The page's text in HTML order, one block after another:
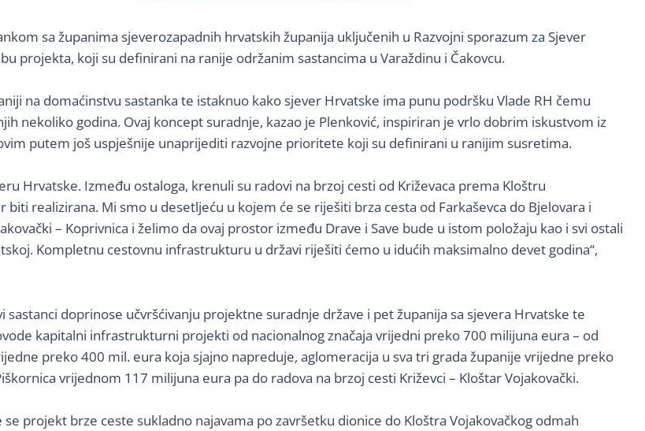
sa županima sjeverozapadnih hrvatskih županija uključenih u Razvojni sporazum za Sjever
projekta, koji su definirani na ranije održanim sastancima u Varaždinu i Čakovcu.
na domaćinstvu sastanka te istaknuo kako sjever Hrvatske ima punu podršku Vlade RH čemu
nekoliko godina. Ovaj koncept suradnje, kazao je Plenković, inspiriran je vrlo dobrim iskustvom iz
putem još uspješnije unaprijediti razvojne prioritete koji su definirani u ranijim susretima.
Hrvatske. Između ostaloga, krenuli su radovi na brzoj cesti od Križevaca prema Kloštru
realizirana. Mi smo u desetljeću u kojem će se riješiti brza cesta od Farkaševca do Bjelovara i
– Koprivnica i želimo da ovaj prostor između Drave i Save bude u istom položaju kao i svi ostali
Kompletnu cestovnu infrastrukturu u državi riješiti ćemo u idućih maksimalno devet godina“,
doprinose učvršćivanju projektne suradnje države i pet županija sa sjevera Hrvatske te
kapitalni infrastrukturni projekti od nacionalnog značaja vrijedni preko 700 milijuna eura – od
preko 400 mil. eura koja sjajno napreduje, aglomeracija u sva tri grada županije vrijedne preko
vrijednom 117 milijuna eura pa do radova na brzoj cesti Križevci – Kloštar Vojakovački.
projekt brze ceste sukladno najavama po završetku dionice do Kloštra Vojakovačkog odmah